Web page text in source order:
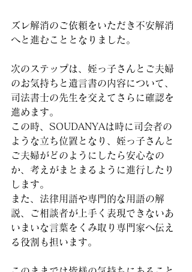
ズレ解消のご依頼をいただき不安解消
へと進むこととなりました。
次のステップは、姪っ子さんとご夫婦
のお気持ちと遺言書の内容について、
司法書士の先生を交えてさらに確認を
進めます。
この時、SOUDANYAは時に司会者の
ような立ち位置となり、姪っ子さんと
ご夫婦がどのようにしたら安心なの
か、考えがまとまるように進行したり
します。
また、法律用語や専門的な用語の解
説、ご相談者が上手く表現できないあ
いまいな言葉をくみ取り専門家へ伝え
る役割も担います。